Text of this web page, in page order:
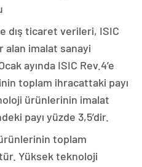
dış ticaret verileri, ISIC
alan imalat sanayi
ayında ISIC Rev.4’e
toplam ihracattaki payı
ürünlerinin imalat
payı yüzde 3,5’dir.
toplam
Yüksek teknoloji